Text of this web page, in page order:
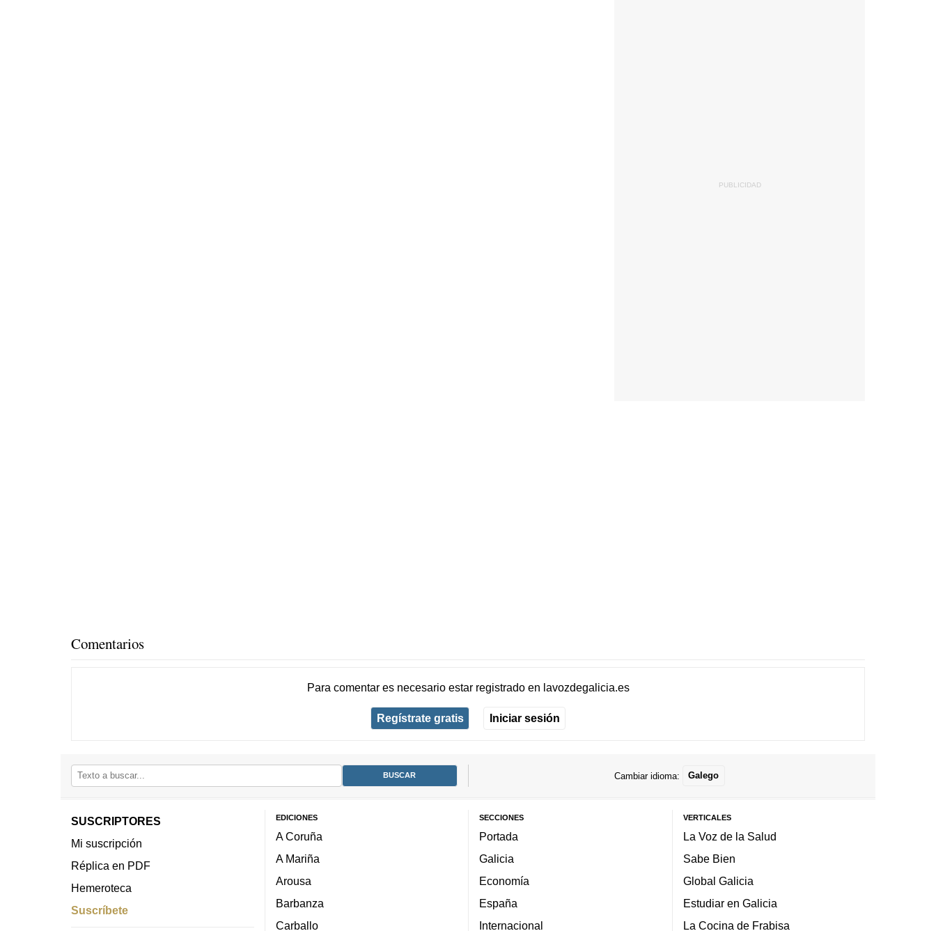
Comentarios
Para comentar es necesario estar registradoen lavozdegalicia.es
Regístrate gratis Iniciar sesión
Cambiar idioma: Galego
SUSCRIPTORES
Mi suscripción
Réplica en PDF
Hemeroteca
Suscríbete
EDICIONES
A Coruña
A Mariña
Arousa
Barbanza
Carballo
SECCIONES
Portada
Galicia
Economía
España
Internacional
VERTICALES
La Voz de la Salud
Sabe Bien
Global Galicia
Estudiar en Galicia
La Cocina de Frabisa